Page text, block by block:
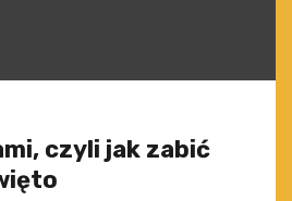
czyli jak zabić